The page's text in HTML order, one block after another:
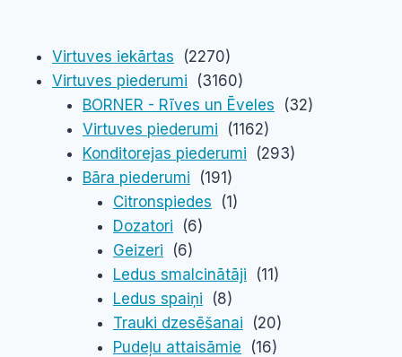
Virtuves iekārtas
(2270)
Virtuves piederumi
(3160)
BORNER - Rīves un Ēveles
(32)
Virtuves piederumi
(1162)
Konditorejas piederumi
(293)
Bāra piederumi
(191)
Citronspiedes
(1)
Dozatori
(6)
Geizeri
(6)
Ledus smalcinātāji
(11)
Ledus spaiņi
(8)
Trauki dzesēšanai
(20)
Pudeļu attaisāmie
(16)